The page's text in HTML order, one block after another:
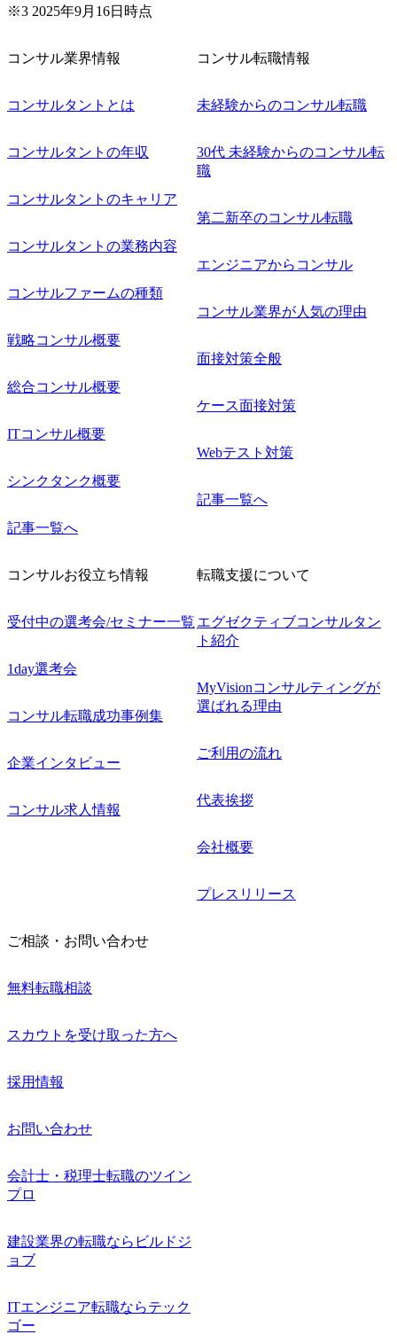
※3 2025年9月16日時点
コンサル業界情報
コンサルタントとは
コンサルタントの年収
コンサルタントのキャリア
コンサルタントの業務内容
コンサルファームの種類
戦略コンサル概要
総合コンサル概要
ITコンサル概要
シンクタンク概要
記事一覧へ
コンサル転職情報
未経験からのコンサル転職
30代 未経験からのコンサル転
職
第二新卒のコンサル転職
エンジニアからコンサル
コンサル業界が人気の理由
面接対策全般
ケース面接対策
Webテスト対策
記事一覧へ
コンサルお役立ち情報
受付中の選考会/セミナー一覧
1day選考会
コンサル転職成功事例集
企業インタビュー
コンサル求人情報
転職支援について
エグゼクティブコンサルタン
ト紹介
MyVisionコンサルティングが
選ばれる理由
ご利用の流れ
代表挨拶
会社概要
プレスリリース
ご相談・お問い合わせ
無料転職相談
スカウトを受け取った方へ
採用情報
お問い合わせ
会計士・税理士転職のツイン
プロ
建設業界の転職ならビルドジ
ョブ
ITエンジニア転職ならテック
ゴー